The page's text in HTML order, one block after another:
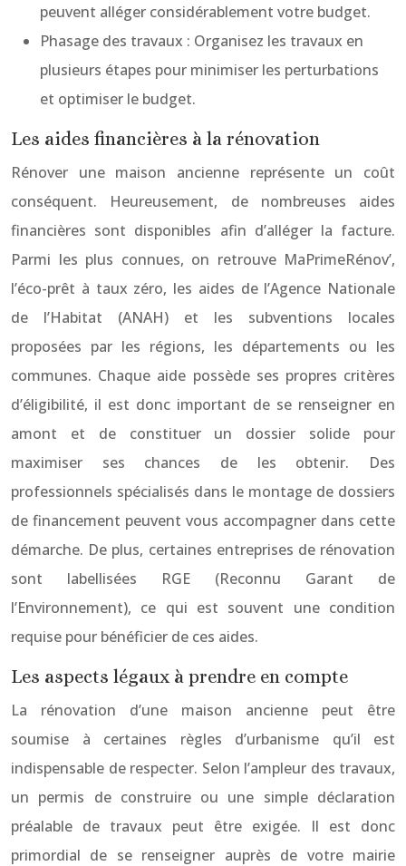
peuvent alléger considérablement votre budget.
Phasage des travaux : Organisez les travaux en
plusieurs étapes pour minimiser les perturbations
et optimiser le budget.
Les aides financières à la rénovation
Rénover une maison ancienne représente un coût
conséquent. Heureusement, de nombreuses aides
financières sont disponibles afin d’alléger la facture.
Parmi les plus connues, on retrouve MaPrimeRénov’,
l’éco-prêt à taux zéro, les aides de l’Agence Nationale
de l’Habitat (ANAH) et les subventions locales
proposées par les régions, les départements ou les
communes. Chaque aide possède ses propres critères
d’éligibilité, il est donc important de se renseigner en
amont et de constituer un dossier solide pour
maximiser ses chances de les obtenir. Des
professionnels spécialisés dans le montage de dossiers
de financement peuvent vous accompagner dans cette
démarche. De plus, certaines entreprises de rénovation
sont labellisées RGE (Reconnu Garant de
l’Environnement), ce qui est souvent une condition
requise pour bénéficier de ces aides.
Les aspects légaux à prendre en compte
La rénovation d’une maison ancienne peut être
soumise à certaines règles d’urbanisme qu’il est
indispensable de respecter. Selon l’ampleur des travaux,
un permis de construire ou une simple déclaration
préalable de travaux peut être exigée. Il est donc
primordial de se renseigner auprès de votre mairie